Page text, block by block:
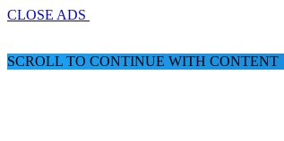
CLOSE ADS
SCROLL TO CONTINUE WITH CONTENT